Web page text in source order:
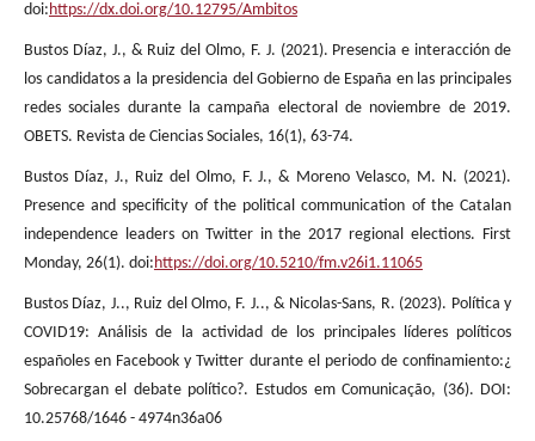
doi:https://dx.doi.org/10.12795/Ambitos
Bustos Díaz, J., & Ruiz del Olmo, F. J. (2021). Presencia e interacción de
los candidatos a la presidencia del Gobierno de España en las principales
redes sociales durante la campaña electoral de noviembre de 2019.
OBETS. Revista de Ciencias Sociales, 16(1), 63-74.
Bustos Díaz, J., Ruiz del Olmo, F. J., & Moreno Velasco, M. N. (2021).
Presence and specificity of the political communication of the Catalan
independence leaders on Twitter in the 2017 regional elections. First
Monday, 26(1). doi:https://doi.org/10.5210/fm.v26i1.11065
Bustos Díaz, J.., Ruiz del Olmo, F. J.., & Nicolas-Sans, R. (2023). Política y
COVID19: Análisis de la actividad de los principales líderes políticos
españoles en Facebook y Twitter durante el periodo de confinamiento:¿
Sobrecargan el debate político?. Estudos em Comunicação, (36). DOI:
10.25768/1646 - 4974n36a06